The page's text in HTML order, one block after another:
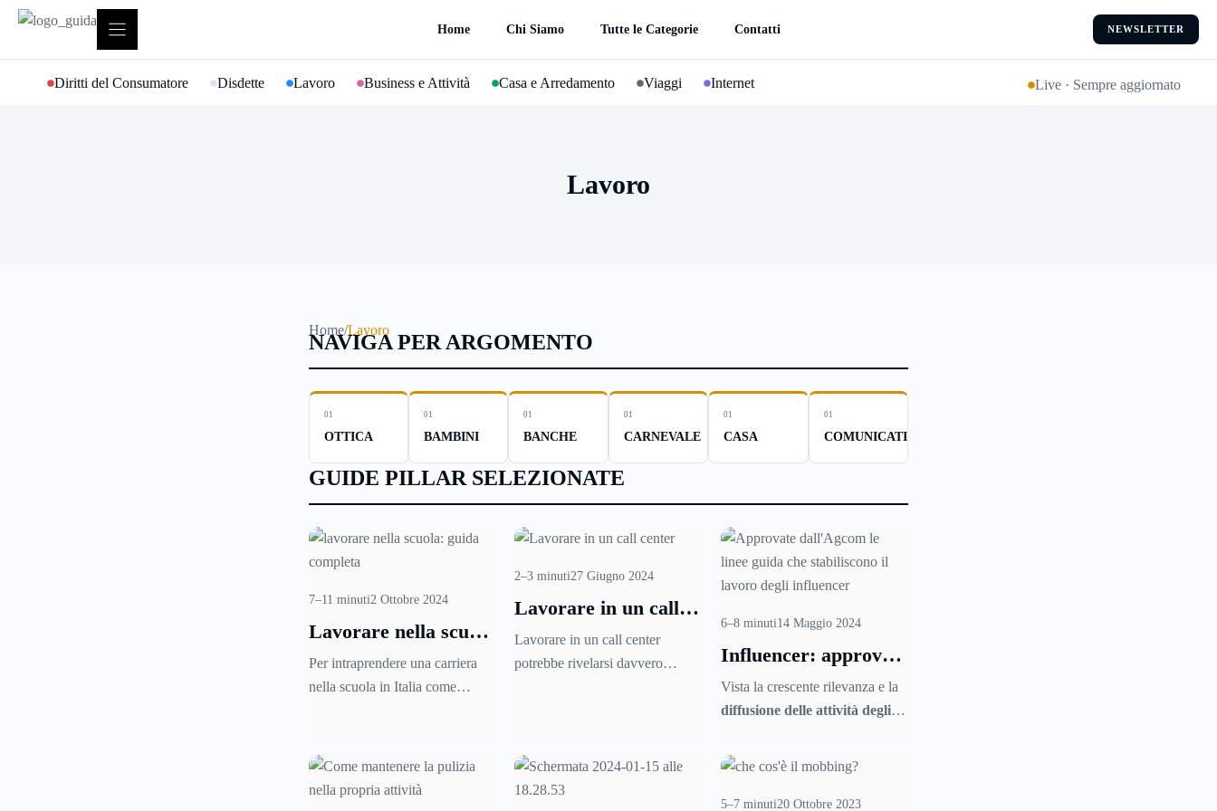
contenuto
Home Chi Siamo Tutte le Categorie Contatti NEWSLETTER
Diritti del Consumatore Disdette Lavoro Business e Attività Casa e Arredamento Viaggi Internet Live · Sempre aggiornato
Lavoro
Home/Lavoro
NAVIGA PER ARGOMENTO
01
OTTICA
01
BAMBINI
01
BANCHE
01
CARNEVALE
01
CASA
01
COMUNICATI
GUIDE PILLAR SELEZIONATE
7–11 minuti2 Ottobre 2024
Lavorare nella scuola
in Italia: cosa sapere
Per intraprendere una carriera
nella scuola in Italia come
partecipare ai concorsi per titoli
ed esami, organizzati dal
2–3 minuti27 Giugno 2024
Lavorare in un call
center: consigli utili e
vantaggi
Lavorare in un call center
potrebbe rivelarsi davvero
center per un gran numero di
6–8 minuti14 Maggio 2024
Influencer: approvate
dall’Agcom le nuove
linee guida per
consumatori
Vista la crescente rilevanza e la
diffusione delle attività degli
(Autorità per le garanzie nelle
leLinee Guida volte alla tutela
5–7 minuti20 Ottobre 2023